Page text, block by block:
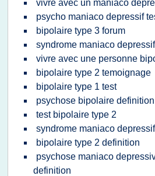
vivre avec un maniaco
psycho maniaco depressif
bipolaire type 3 forum
syndrome maniaco
vivre avec une personne
bipolaire type 2 temoignage
bipolaire type 1 test
psychose bipolaire definition
test bipolaire type 2
syndrome maniaco
bipolaire type 2 definition
psychose maniaco
definition